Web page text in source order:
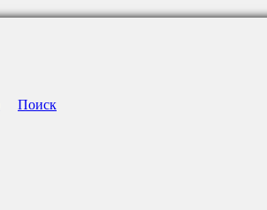
Поиск